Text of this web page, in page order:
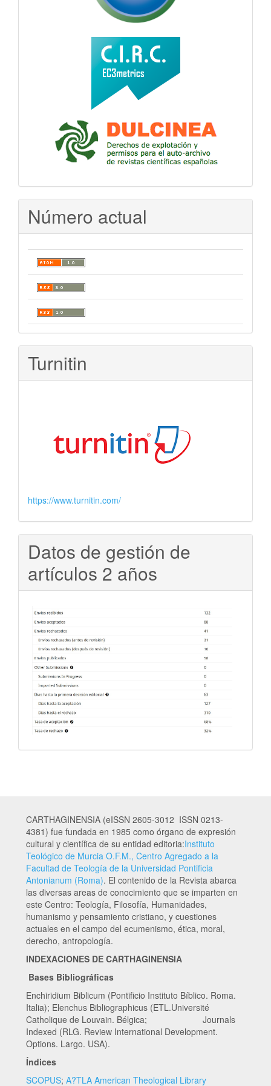
Número actual
Turnitin
https://www.turnitin.com/
Datos de gestión de
artículos 2 años
CARTHAGINENSIA (eISSN 2605-3012 ISSN 0213-
4381) fue fundada en 1985 como órgano de expresión
cultural y científica de su entidad editoria:Instituto
Teológico de Murcia O.F.M., Centro Agregado a la
Facultad de Teología de la Universidad Pontificia
Antonianum (Roma). El contenido de la Revista abarca
las diversas areas de conocimiento que se imparten en
este Centro: Teología, Filosofía, Humanidades,
humanismo y pensamiento cristiano, y cuestiones
actuales en el campo del ecumenismo, ética, moral,
derecho, antropología.
INDEXACIONES DE CARTHAGINENSIA
Bases Bibliográficas
Enchiridium Biblicum (Pontificio Instituto Bíblico. Roma.
Italia); Elenchus Bibliographicus (ETL.Université
Catholique de Louvain. Bélgica; Journals
Indexed (RLG. Review International Development.
Options. Largo. USA).
Índices
SCOPUS; A?TLA American Theological Library